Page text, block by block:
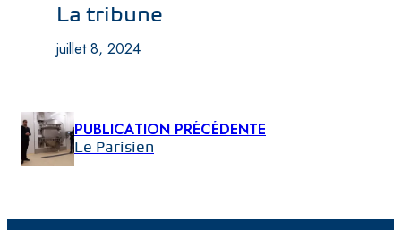
La tribune
juillet 8, 2024
PUBLICATION PRÉCÉDENTE
Le Parisien